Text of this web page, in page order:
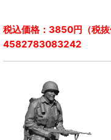
税込価格：3850円（税
4582783083242